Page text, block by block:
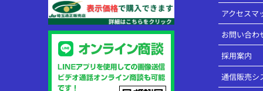
アクセスマ
お問い合わ
採用案内
通信販売シ